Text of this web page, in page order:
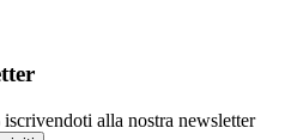
alla nostra newsletter